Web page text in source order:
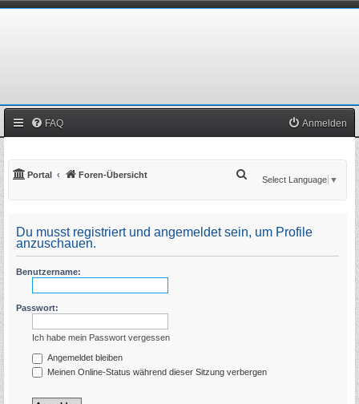
FAQ Anmelden
Portal Foren-Übersicht
Select Language ▼
Du musst registriert und angemeldet sein, um Profile
anzuschauen.
Benutzername:
Passwort:
Ich habe mein Passwort vergessen
Angemeldet bleiben
Meinen Online-Status während dieser Sitzung verbergen